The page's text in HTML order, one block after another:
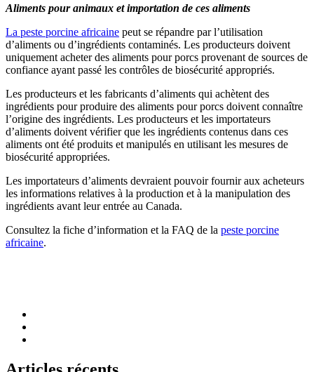
Aliments pour animaux et importation de ces aliments
La peste porcine africaine peut se répandre par l’utilisation
d’aliments ou d’ingrédients contaminés. Les producteurs doivent
uniquement acheter des aliments pour porcs provenant de sources de
confiance ayant passé les contrôles de biosécurité appropriés.
Les producteurs et les fabricants d’aliments qui achètent des
ingrédients pour produire des aliments pour porcs doivent connaître
l’origine des ingrédients. Les producteurs et les importateurs
d’aliments doivent vérifier que les ingrédients contenus dans ces
aliments ont été produits et manipulés en utilisant les mesures de
biosécurité appropriées.
Les importateurs d’aliments devraient pouvoir fournir aux acheteurs
les informations relatives à la production et à la manipulation des
ingrédients avant leur entrée au Canada.
Consultez la fiche d’information et la FAQ de la peste porcine
africaine.